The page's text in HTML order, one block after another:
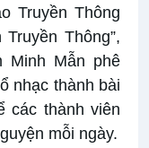
Truyền Thông
Thông”,
Mẫn phê
nhạc thành bài
các thành viên
mỗi ngày.